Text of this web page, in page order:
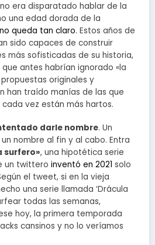
era disparatado hablar de la
una edad dorada de la
queda tan claro. Estos años de
sido capaces de construir
más sofisticadas de su historia,
antes habrían ignorado «la
originales y
han traído manías de las que
vez están más hartos.
darle nombre. Un
nombre al fin y al cabo. Entra
surfero», una hipotética serie
un twittero inventó en 2021 solo
el tweet, si en la vieja
una serie llamada ‘Drácula
todas las semanas,
hoy, la primera temporada
cansinos y no lo veríamos